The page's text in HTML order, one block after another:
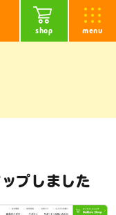
shop menu
プしました